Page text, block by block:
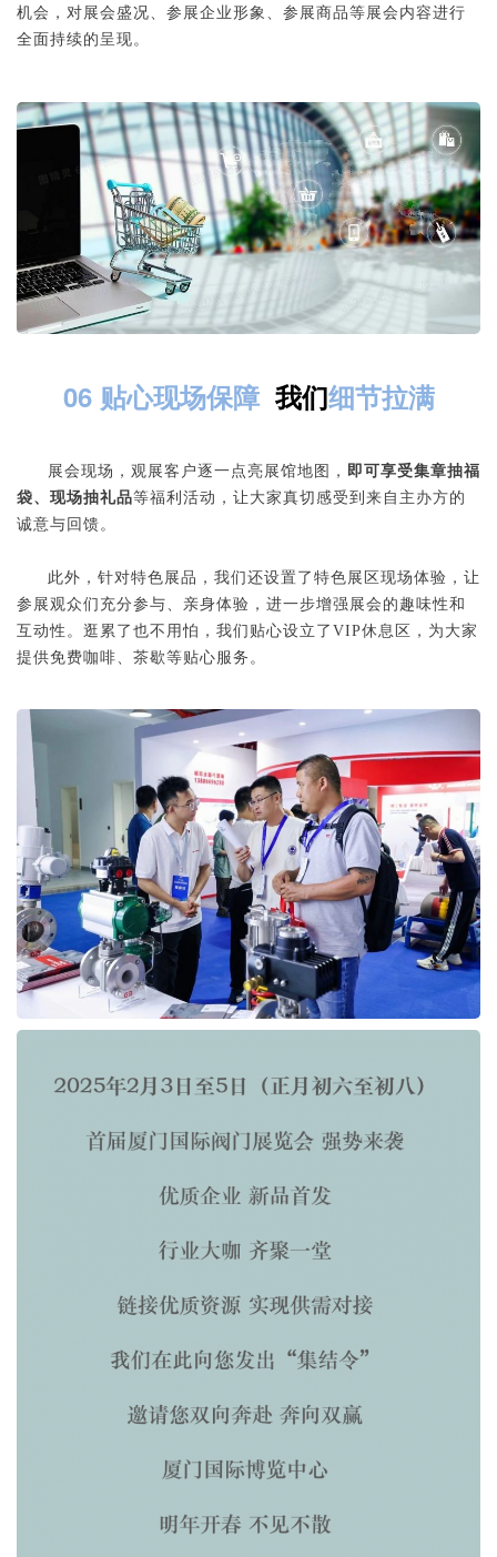
机会，对展会盛况、参展企业形象、参展商品等展会内容进行
全面持续的呈现。
06 贴心现场保障 我们细节拉满
展会现场，观展客户逐一点亮展馆地图， 即可享受集章抽福
袋、现场抽礼品等福利活动，让大家真切感受到来自主办方的
诚意与回馈。
此外，针对特色展品，我们还设置了特色展区现场体验，让
参展观众们充分参与、亲身体验，进一步增强展会的趣味性和
互动性。逛累了也不用怕，我们贴心设立了VIP休息区，为大家
提供免费咖啡、茶歇等贴心服务。